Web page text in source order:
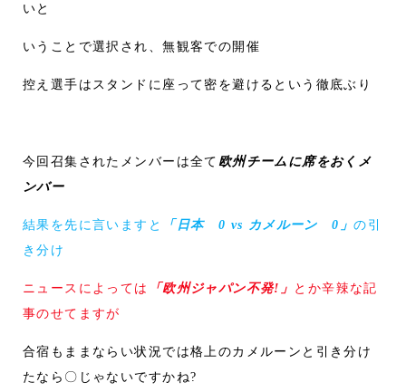
いと
いうことで選択され、無観客での開催
控え選手はスタンドに座って密を避けるという徹底ぶり
今回召集されたメンバーは全て 欧州チームに席をおくメ
ンバー
結果を先に言いますと 「日本 0 vs カメルーン 0」の引
き分け
ニュースによっては 「欧州ジャパン不発!」 とか辛辣な記
事のせてますが
合宿もままならい状況では格上のカメルーンと引き分け
たなら〇じゃないですかね?